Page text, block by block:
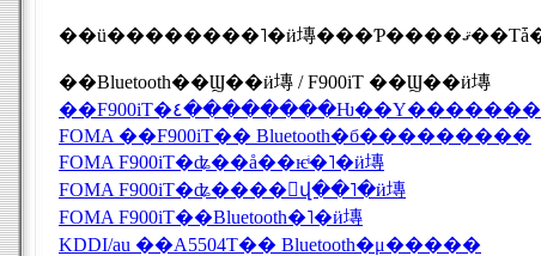
��Bluetooth��Ϣ��ӥ塼 / F900iT ��Ϣ��ӥ塼
��F900iT�٤��������Ƕ��Υ�������
FOMA ��F900iT�� Bluetooth�б���������
FOMA F900iT�ʥ��å��ѥͥ�˥�ӥ塼
FOMA F900iT�ʥ����󥰱վ��˥�ӥ塼
FOMA F900iT��Bluetooth�˥�ӥ塼
KDDI/au ��A5504T�� Bluetooth�μ�����